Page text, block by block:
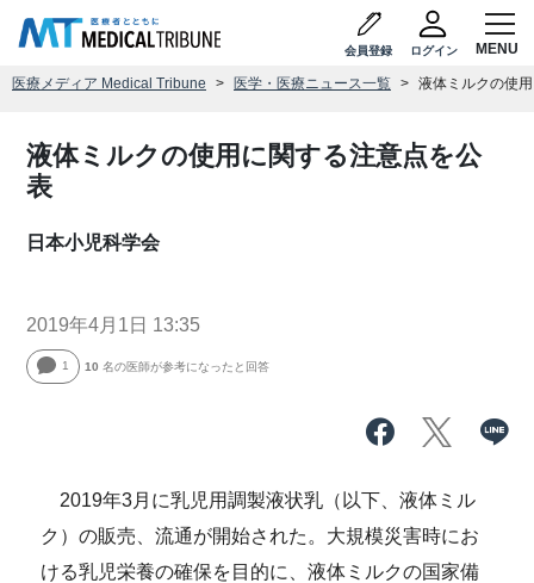
会員登録 ログイン
医療メディア Medical Tribune 医学・医療ニュース一覧 液体ミルクの使
液体ミルクの使用に関する注意点を公
表
日本小児科学会
2019年4月1日 13:35
1 10 名の医師が参考になったと回答
2019年3月に乳児用調製液状乳（以下、液体ミル
ク）の販売、流通が開始された。大規模災害時にお
ける乳児栄養の確保を目的に、液体ミルクの国家備